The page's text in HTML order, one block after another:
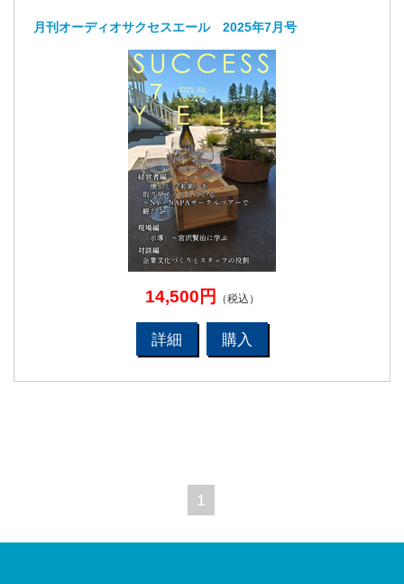
月刊オーディオサクセスエール 2025年7月号
14,500円 （税込）
詳細 購入
1